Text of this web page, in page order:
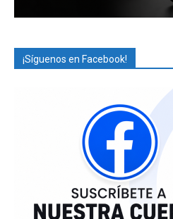
¡Síguenos en Facebook!